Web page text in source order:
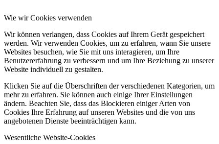
Wie wir Cookies verwenden
Wir können verlangen, dass Cookies auf Ihrem Gerät gespeichert
werden. Wir verwenden Cookies, um zu erfahren, wann Sie unsere
Websites besuchen, wie Sie mit uns interagieren, um Ihre
Benutzererfahrung zu verbessern und um Ihre Beziehung zu unserer
Website individuell zu gestalten.
Klicken Sie auf die Überschriften der verschiedenen Kategorien, um
mehr zu erfahren. Sie können auch einige Ihrer Einstellungen
ändern. Beachten Sie, dass das Blockieren einiger Arten von
Cookies Ihre Erfahrung auf unseren Websites und die von uns
angebotenen Dienste beeinträchtigen kann.
Wesentliche Website-Cookies